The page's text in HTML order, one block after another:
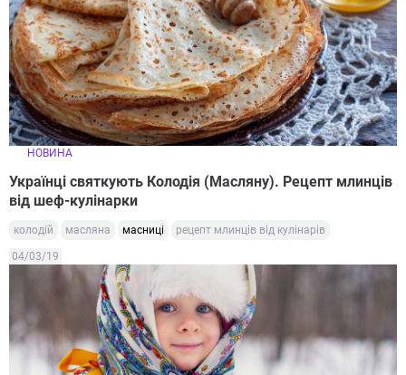
НОВИНА
Українці святкують Колодія (Масляну). Рецепт млинців
від шеф-кулінарки
колодій масляна масниці рецепт млинців від кулінарів
04/03/19